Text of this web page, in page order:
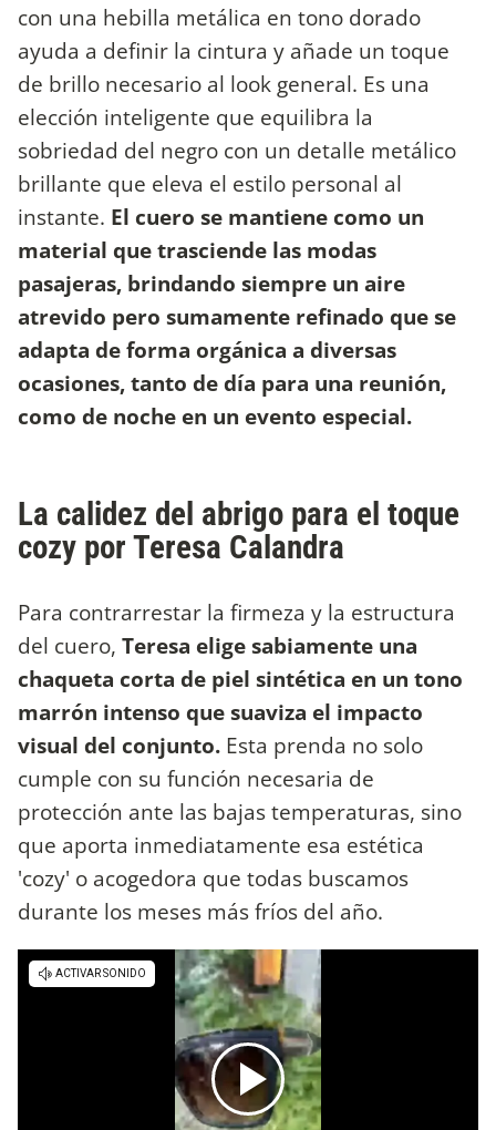
con una hebilla metálica en tono dorado
ayuda a definir la cintura y añade un toque
de brillo necesario al look general. Es una
elección inteligente que equilibra la
sobriedad del negro con un detalle metálico
brillante que eleva el estilo personal al
instante. El cuero se mantiene como un
material que trasciende las modas
pasajeras, brindando siempre un aire
atrevido pero sumamente refinado que se
adapta de forma orgánica a diversas
ocasiones, tanto de día para una reunión,
como de noche en un evento especial.
La calidez del abrigo para el toque
cozy por Teresa Calandra
Para contrarrestar la firmeza y la estructura
del cuero, Teresa elige sabiamente una
chaqueta corta de piel sintética en un tono
marrón intenso que suaviza el impacto
visual del conjunto. Esta prenda no solo
cumple con su función necesaria de
protección ante las bajas temperaturas, sino
que aporta inmediatamente esa estética
'cozy' o acogedora que todas buscamos
durante los meses más fríos del año.